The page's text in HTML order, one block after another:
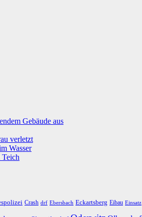
Gebäude aus
verletzt
Wasser
Teich
Crash drf Ebersbach Eckartsberg Eibau Einsatz